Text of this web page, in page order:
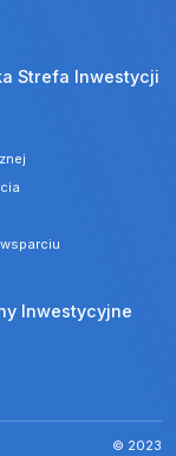
Strefa Inwestycji
Inwestycyjne
© 2023